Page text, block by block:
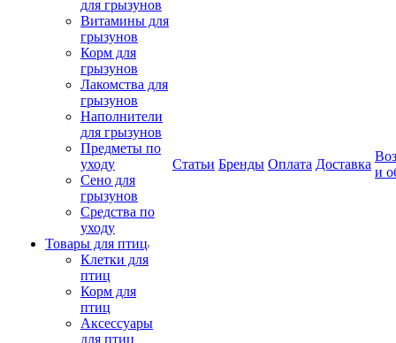
для грызунов
Витамины для
грызунов
Корм для
грызунов
Лакомства для
грызунов
Наполнители
для грызунов
Предметы по
уходу
Сено для
грызунов
Средства по
уходу
Товары для птиц
Клетки для
птиц
Корм для
птиц
Аксессуары
для птиц
Статьи Бренды Оплата Доставка
и